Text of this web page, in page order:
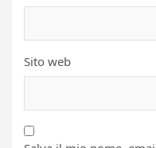
Sito web